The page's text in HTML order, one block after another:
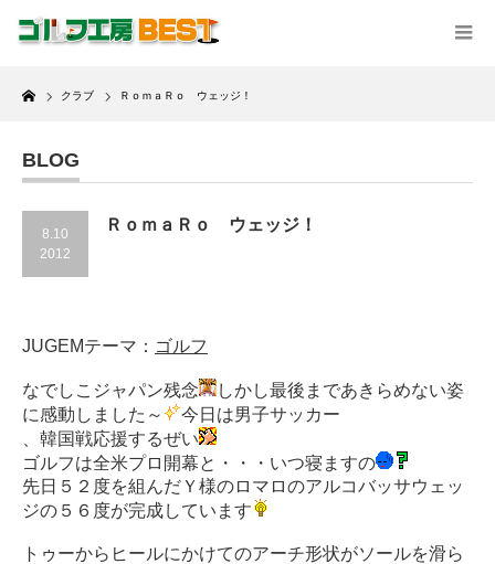
Home
クラブ ＲｏｍａＲｏ ウェッジ！
BLOG
8.10
2012
ＲｏｍａＲｏ ウェッジ！
JUGEMテーマ： ゴルフ
なでしこジャパン残念
しかし最後まであきらめない姿
に感動しました～
今日は男子サッカー
、韓国戦応援するぜい
ゴルフは全米プロ開幕と・・・いつ寝ますの
先日５２度を組んだＹ様のロマロのアルコバッサウェッ
ジの５６度が完成しています
トゥーからヒールにかけてのアーチ形状がソールを滑ら